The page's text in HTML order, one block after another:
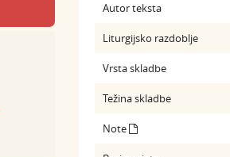
Autor teksta
Liturgijsko razdoblje
Vrsta skladbe
Težina skladbe
Note